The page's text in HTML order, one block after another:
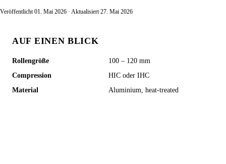
Veröffentlicht 01. Mai 2026 · Aktualisiert 27. Mai 2026
AUF EINEN BLICK
Rollengröße
100 – 120 mm
Compression
HIC oder IHC
Material
Aluminium, heat-treated